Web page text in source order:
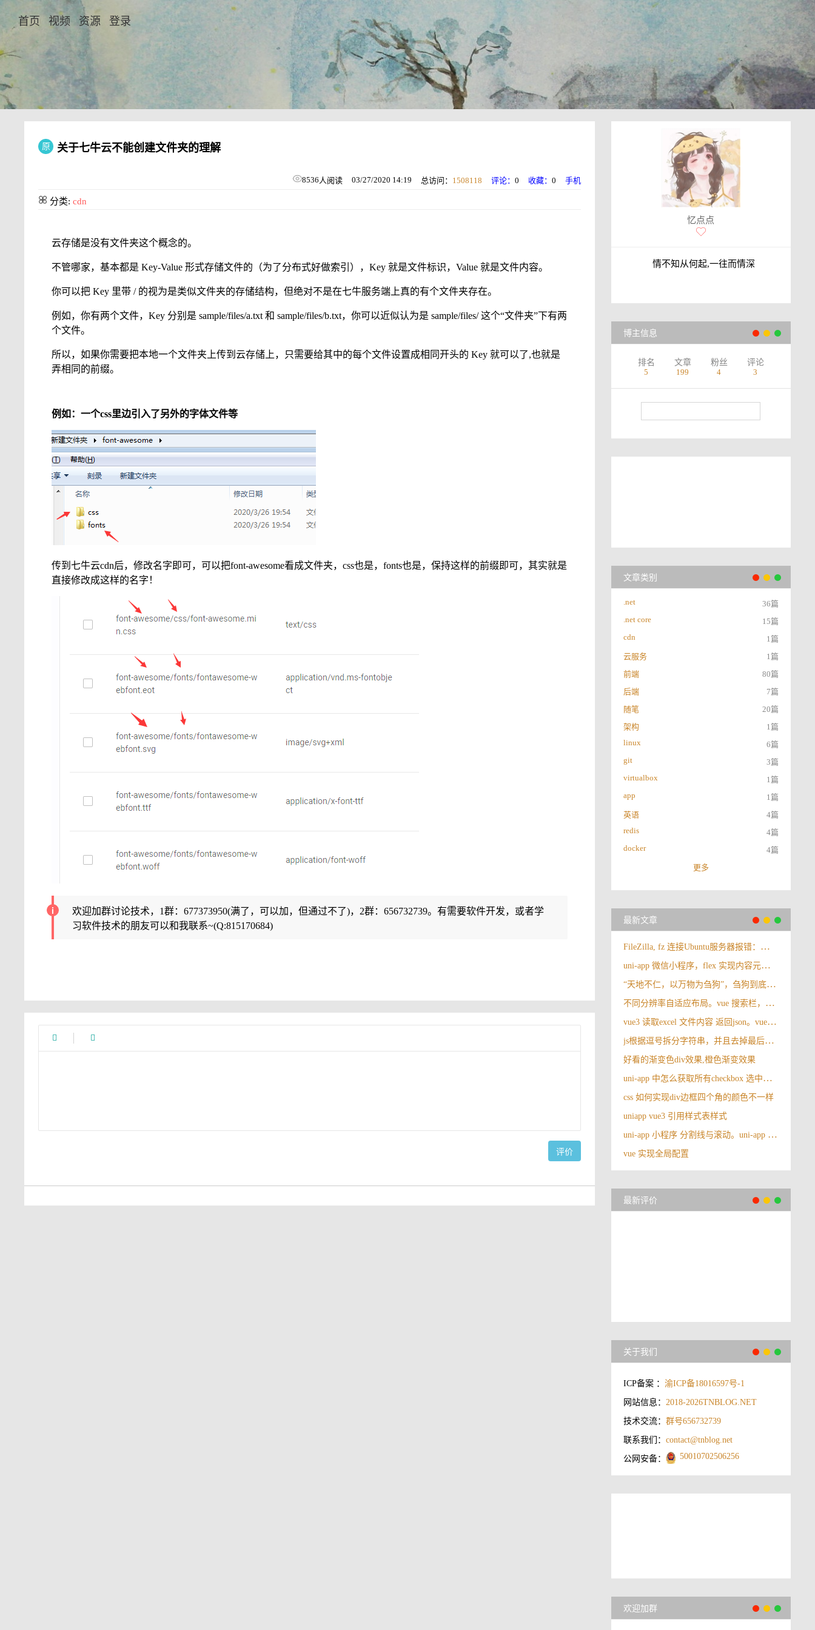
首页 视频 资源 登录
原 关于七牛云不能创建文件夹的理解
8536人阅读 03/27/2020 14:19 总访问： 1508118 评论：0 收藏：0 手机
分类: cdn
云存储是没有文件夹这个概念的。
不管哪家，基本都是 Key-Value 形式存储文件的（为了分布式好做索引），Key 就是文件标识，Value 就是文件内容。
你可以把 Key 里带 / 的视为是类似文件夹的存储结构，但绝对不是在七牛服务端上真的有个文件夹存在。
例如，你有两个文件，Key 分别是 sample/files/a.txt 和 sample/files/b.txt，你可以近似认为是 sample/files/ 这个“文件夹”下有两
个文件。
所以，如果你需要把本地一个文件夹上传到云存储上，只需要给其中的每个文件设置成相同开头的 Key 就可以了,也就是
弄相同的前缀。
例如：一个css里边引入了另外的字体文件等
传到七牛云cdn后，修改名字即可，可以把font-awesome看成文件夹，css也是，fonts也是，保持这样的前缀即可，其实就是
直接修改成这样的名字！
欢迎加群讨论技术，1群：677373950(满了，可以加，但通过不了)，2群：656732739。有需要软件开发，或者学
习软件技术的朋友可以和我联系~(Q:815170684)
 
评价
忆点点
情不知从何起,一往而情深
博主信息
排名
5
文章
199
粉丝
4
评论
3
文章类别
.net
36篇
.net core
15篇
cdn
1篇
云服务
1篇
前端
80篇
后端
7篇
随笔
20篇
架构
1篇
linux
6篇
git
3篇
virtualbox
1篇
app
1篇
英语
4篇
redis
4篇
docker
4篇
更多
最新文章
FileZilla, fz 连接Ubuntu服务器报错：错误: 无法和 SFTP 服务器建立 FTP 连接，请选择合适的协议。
uni-app 微信小程序，flex 实现内容元素垂直与水平居中
“天地不仁，以万物为刍狗”，刍狗到底是啥？很多人都理解错了
不同分辨率自适应布局。vue 搜索栏，操作按钮自适应布局
vue3 读取excel 文件内容 返回json。vue3 导入excel
js根据逗号拆分字符串，并且去掉最后一个逗号
好看的渐变色div效果,橙色渐变效果
uni-app 中怎么获取所有checkbox 选中的值
css 如何实现div边框四个角的颜色不一样
uniapp vue3 引用样式表样式
uni-app 小程序 分割线与滚动。uni-app 中占满剩下高度，并且在剩下高度里边滚动
vue 实现全局配置
最新评价
关于我们
ICP备案 ：渝ICP备18016597号-1
网站信息：2018-2026TNBLOG.NET
技术交流：群号656732739
联系我们：contact@tnblog.net
公网安备： 50010702506256
欢迎加群